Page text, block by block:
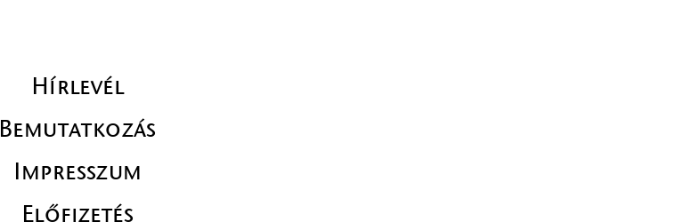
Hírlevél
Bemutatkozás
Impresszum
Előfizetés